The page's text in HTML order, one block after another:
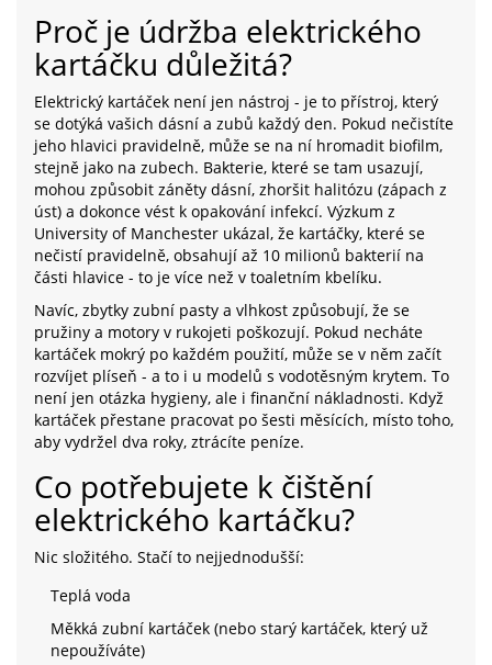
Proč je údržba elektrického
kartáčku důležitá?
Elektrický kartáček není jen nástroj - je to přístroj, který
se dotýká vašich dásní a zubů každý den. Pokud nečistíte
jeho hlavici pravidelně, může se na ní hromadit biofilm,
stejně jako na zubech. Bakterie, které se tam usazují,
mohou způsobit záněty dásní, zhoršit halitózu (zápach z
úst) a dokonce vést k opakování infekcí. Výzkum z
University of Manchester ukázal, že kartáčky, které se
nečistí pravidelně, obsahují až 10 milionů bakterií na
části hlavice - to je více než v toaletním kbelíku.
Navíc, zbytky zubní pasty a vlhkost způsobují, že se
pružiny a motory v rukojeti poškozují. Pokud necháte
kartáček mokrý po každém použití, může se v něm začít
rozvíjet plíseň - a to i u modelů s vodotěsným krytem. To
není jen otázka hygieny, ale i finanční nákladnosti. Když
kartáček přestane pracovat po šesti měsících, místo toho,
aby vydržel dva roky, ztrácíte peníze.
Co potřebujete k čištění
elektrického kartáčku?
Nic složitého. Stačí to nejjednodušší:
Teplá voda
Měkká zubní kartáček (nebo starý kartáček, který už
nepoužíváte)